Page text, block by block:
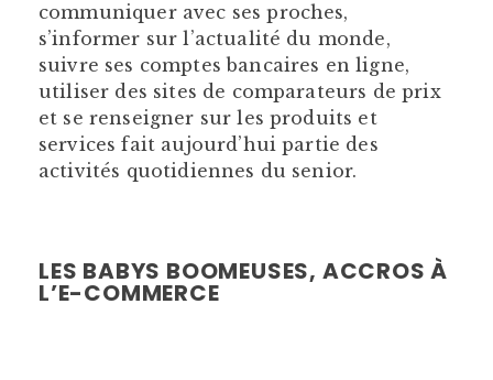
communiquer avec ses proches,
s’informer sur l’actualité du monde,
suivre ses comptes bancaires en ligne,
utiliser des sites de comparateurs de prix
et se renseigner sur les produits et
services fait aujourd’hui partie des
activités quotidiennes du senior.
LES BABYS BOOMEUSES, ACCROS À
L’E-COMMERCE